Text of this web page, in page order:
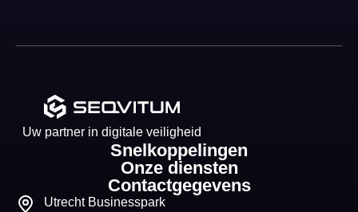
Uw partner in digitale veiligheid
Snelkoppelingen
Onze diensten
Contactgegevens
Utrecht Businesspark